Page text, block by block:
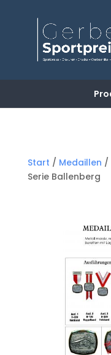
Start / Medaillen /
Serie Ballenberg